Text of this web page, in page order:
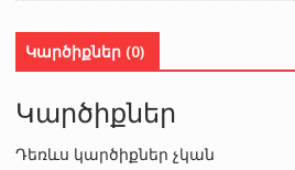
Կարծիքներ (0)
Կարծիքներ
Դեռևս կարծիքներ չկան